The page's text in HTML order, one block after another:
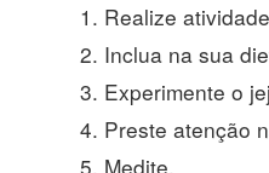
Realize
Inclua na sua
Experimente o
Preste atenção
Medite.